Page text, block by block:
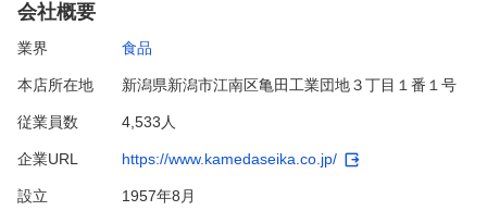
会社概要
業界 食品
本店所在地 新潟県新潟市江南区亀田工業団地３丁目１番１号
従業員数 4,533人
企業URL https://www.kamedaseika.co.jp/
設立 1957年8月